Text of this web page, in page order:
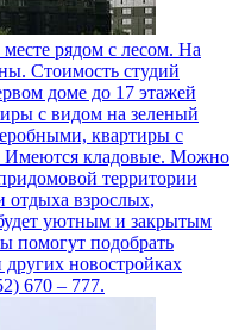
рядом с лесом. На
Стоимость студий
доме до 17 этажей
с видом на зеленый
квартиры с
Имеются кладовые. Можно
территории
отдыха взрослых,
уютным и закрытым
помогут подобрать
новостройках
670 – 777.